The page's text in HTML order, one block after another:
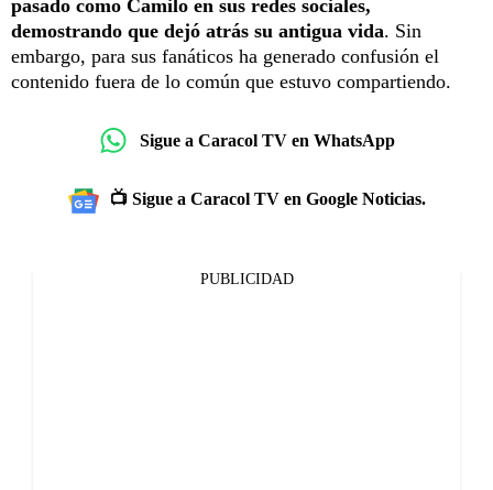
pasado como Camilo en sus redes sociales,
demostrando que dejó atrás su antigua vida. Sin
embargo, para sus fanáticos ha generado confusión el
contenido fuera de lo común que estuvo compartiendo.
Sigue a Caracol TV en WhatsApp
📺 Sigue a Caracol TV en Google Noticias.
PUBLICIDAD